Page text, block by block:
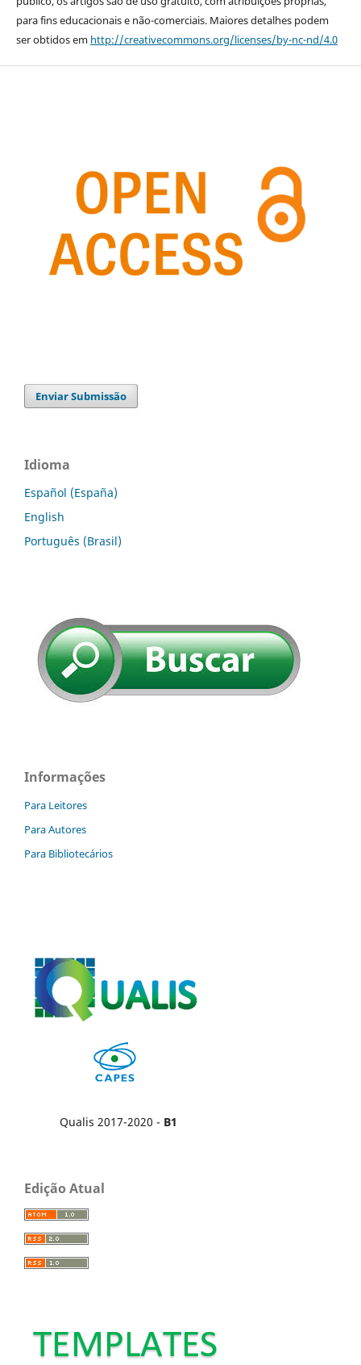
para fins educacionais e não-comerciais. Maiores detalhes podem
ser obtidos em http://creativecommons.org/licenses/by-nc-nd/4.0
Enviar Submissão
Idioma
Español (España)
English
Português (Brasil)
Informações
Para Leitores
Para Autores
Para Bibliotecários
Qualis 2017-2020 - B1
Edição Atual